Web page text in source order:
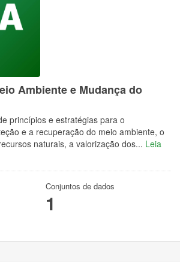
Ambiente e Mudança do
princípios e estratégias para o
e a recuperação do meio ambiente, o
naturais, a valorização dos... Leia
Conjuntos de dados
1